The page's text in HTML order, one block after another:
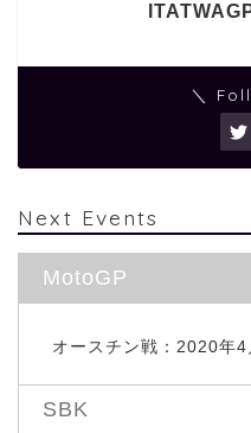
＼
Next Events
MotoGP
オースチン戦：2020年
SBK